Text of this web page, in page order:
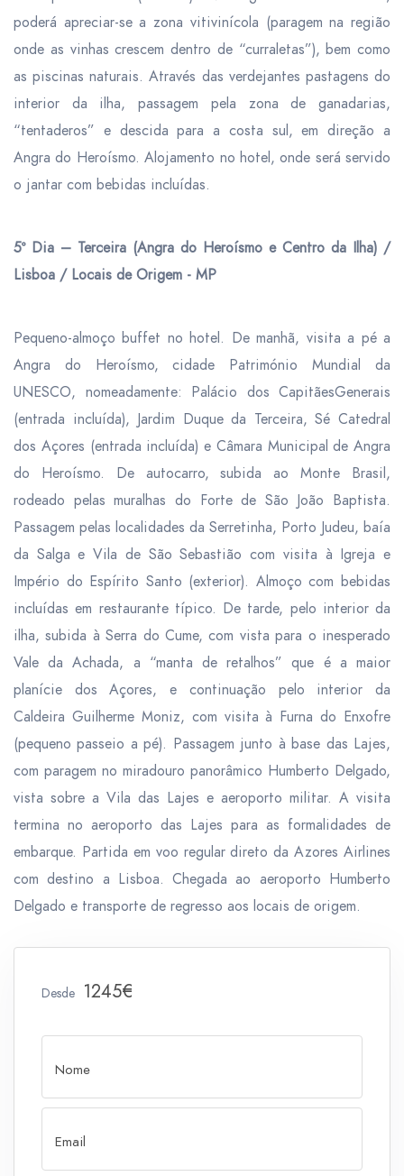
poderá apreciar-se a zona vitivinícola (paragem na região
onde as vinhas crescem dentro de “curraletas”), bem como
as piscinas naturais. Através das verdejantes pastagens do
interior da ilha, passagem pela zona de ganadarias,
“tentaderos” e descida para a costa sul, em direção a
Angra do Heroísmo. Alojamento no hotel, onde será servido
o jantar com bebidas incluídas.
5º Dia – Terceira (Angra do Heroísmo e Centro da Ilha) /
Lisboa / Locais de Origem - MP
Pequeno-almoço buffet no hotel. De manhã, visita a pé a
Angra do Heroísmo, cidade Património Mundial da
UNESCO, nomeadamente: Palácio dos CapitãesGenerais
(entrada incluída), Jardim Duque da Terceira, Sé Catedral
dos Açores (entrada incluída) e Câmara Municipal de Angra
do Heroísmo. De autocarro, subida ao Monte Brasil,
rodeado pelas muralhas do Forte de São João Baptista.
Passagem pelas localidades da Serretinha, Porto Judeu, baía
da Salga e Vila de São Sebastião com visita à Igreja e
Império do Espírito Santo (exterior). Almoçocom bebidas
incluídas em restaurante típico. De tarde, pelo interior da
ilha, subida à Serra do Cume, com vista para o inesperado
Vale da Achada, a “manta de retalhos” que é a maior
planície dos Açores, e continuação pelo interior da
Caldeira Guilherme Moniz, com visita à Furna do Enxofre
(pequeno passeio a pé). Passagem junto à base das Lajes,
com paragem no miradouro panorâmico Humberto Delgado,
vista sobre a Vila das Lajes e aeroporto militar. A visita
termina no aeroporto das Lajes para as formalidades de
embarque. Partida em voo regular direto da Azores Airlines
com destino a Lisboa. Chegada ao aeroporto Humberto
Delgado e transporte de regresso aos locais de origem.
Desde 1245€
Nome
Email